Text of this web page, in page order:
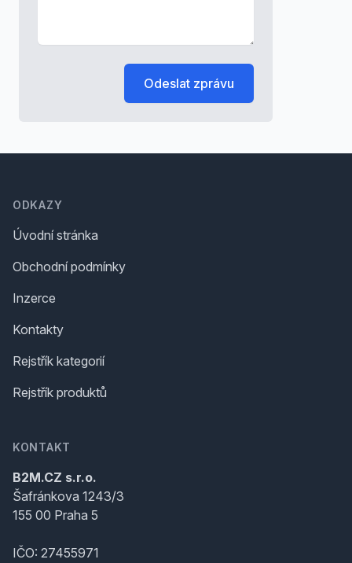
Odeslat zprávu
ODKAZY
Úvodní stránka
Obchodní podmínky
Inzerce
Kontakty
Rejstřík kategorií
Rejstřík produktů
KONTAKT
B2M.CZ s.r.o.
Šafránkova 1243/3
155 00 Praha 5
IČO: 27455971